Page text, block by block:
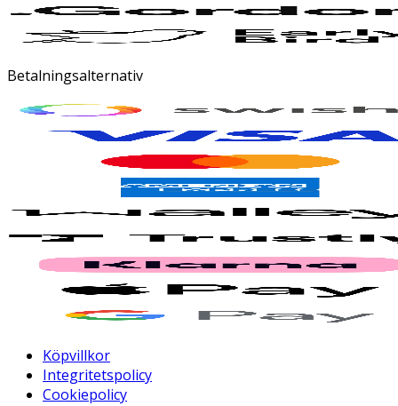
Betalningsalternativ
Köpvillkor
Integritetspolicy
Cookiepolicy